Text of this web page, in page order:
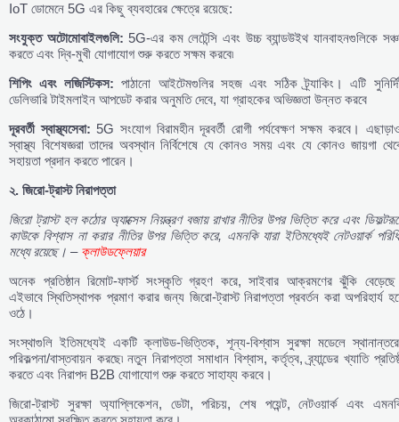
IoT ডোমেনে 5G এর কিছু ব্যবহারের ক্ষেত্রে রয়েছে:
সংযুক্ত অটোমোবাইলগুলি: 5G-এর কম লেটেন্সি এবং উচ্চ ব্যান্ডউইথ যানবাহনগুলিকে
করতে এবং দ্বি-মুখী যোগাযোগ শুরু করতে সক্ষম করবে৷
শিপিংএবংলজিস্টিকস: পাঠানো আইটেমগুলির সহজ এবং সঠিক ট্র্যাকিং। এটি
ডেলিভারি টাইমলাইন আপডেট করার অনুমতি দেবে, যা গ্রাহকের অভিজ্ঞতা উন্নত করবে
দূরবর্তীস্বাস্থ্যসেবা: 5G সংযোগ বিরামহীন দূরবর্তী রোগী পর্যবেক্ষণ সক্ষম করবে।
স্বাস্থ্য বিশেষজ্ঞরা তাদের অবস্থান নির্বিশেষে যে কোনও সময় এবং যে কোনও জায়গা
সহায়তা প্রদান করতে পারেন।
২. জিরো-ট্রাস্ট নিরাপত্তা
জিরো ট্রাস্ট হল কঠোর অ্যাক্সেস নিয়ন্ত্রণ বজায় রাখার নীতির উপর ভিত্তি করে এবং
কাউকে বিশ্বাস না করার নীতির উপর ভিত্তি করে, এমনকি যারা ইতিমধ্যেই নেটওয়ার্ক
মধ্যে রয়েছে। – ক্লাউডফ্লেয়ার
অনেক প্রতিষ্ঠান রিমোট-ফার্স্ট সংস্কৃতি গ্রহণ করে, সাইবার আক্রমণের ঝুঁকি
এইভাবে স্থিতিস্থাপক প্রমাণ করার জন্য জিরো-ট্রাস্ট নিরাপত্তা প্রবর্তন করা অপরিহার্য
ওঠে।
সংস্থাগুলি ইতিমধ্যেই একটি ক্লাউড-ভিত্তিক, শূন্য-বিশ্বাস সুরক্ষা মডেলে
পরিকল্পনা/বাস্তবায়ন করছে৷ নতুন নিরাপত্তা সমাধান বিশ্বাস, কর্তৃত্ব, ব্র্যান্ডের খ্যাতি
করতে এবং নিরাপদ B2B যোগাযোগ শুরু করতে সাহায্য করবে।
জিরো-ট্রাস্ট সুরক্ষা অ্যাপ্লিকেশন, ডেটা, পরিচয়, শেষ পয়েন্ট, নেটওয়ার্ক এবং